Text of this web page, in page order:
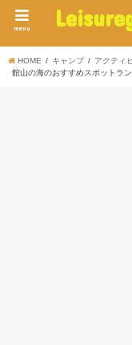
menu
HOME キャンプ
アクティ
館山の海のおすすめスポットラ